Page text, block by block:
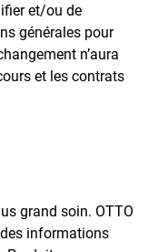
et/ou de
générales pour
n’aura
et les contrats
grand soin. OTTO
informations